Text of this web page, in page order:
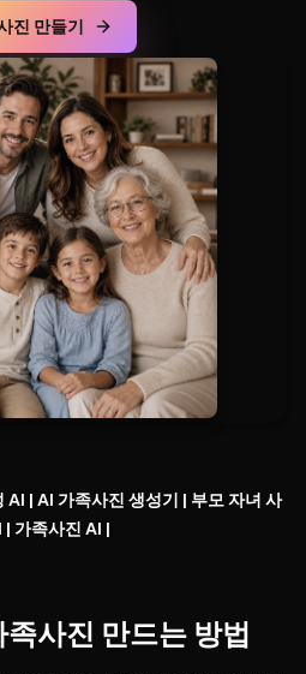
진 만들기
AI | AI 가족사진 생성기 | 부모 자녀 사
| 가족사진 AI |
사진 만드는 방법